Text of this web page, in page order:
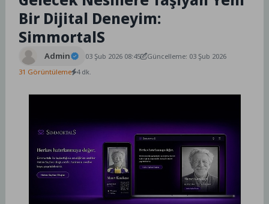
Bir Dijital Deneyim:
SimmortalS
Admin 03 Şub 2026 08:45
Güncelleme: 03 Şub 2026
31 Görüntüleme 4 dk.